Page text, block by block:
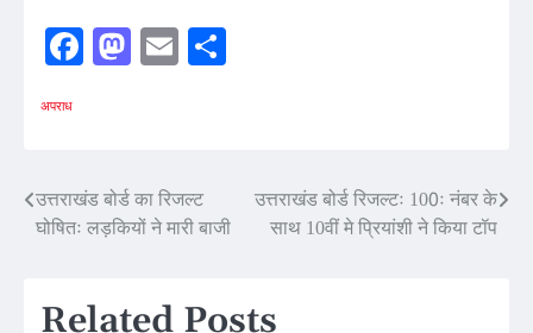
Facebook
Mastodon
Email
अपराध
Post
navigation
उत्तराखंड बोर्ड का रिजल्ट
घोषितः लड़कियों ने मारी बाजी
उत्तराखंड बोर्ड रिजल्टः 100ः नंबर के
साथ 10वीं मे प्रियांशी ने किया टॉप
Related Posts